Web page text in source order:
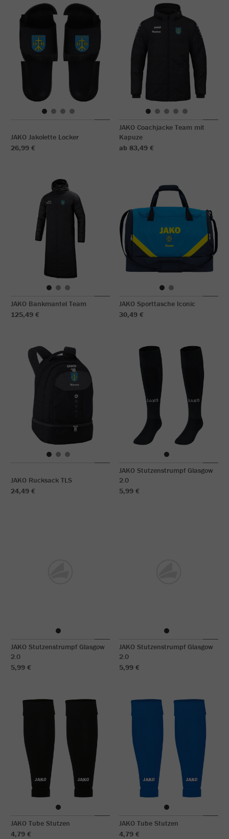
JAKO Jakolette Locker
26,99 €
JAKO Coachjacke Team mit
Kapuze
ab 83,49 €
JAKO Bankmantel Team
125,49 €
JAKO Sporttasche Iconic
30,49 €
JAKO Rucksack TLS
24,49 €
JAKO Stutzenstrumpf Glasgow
2.0
5,99 €
JAKO Stutzenstrumpf Glasgow
2.0
5,99 €
JAKO Stutzenstrumpf Glasgow
2.0
5,99 €
JAKO Tube Stutzen
4,79 €
JAKO Tube Stutzen
4,79 €